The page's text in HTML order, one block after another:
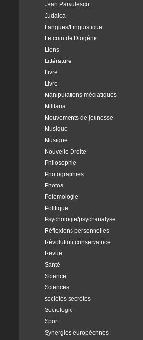
Jean Parvulesco
Judaica
Langues/Linguistique
Le coin de Diogène
Liens
Littérature
Livre
Livre
Manipulations médiatiques
Militaria
Mouvements de jeunesse
Musique
Musique
Nouvelle Droite
Philosophie
Photographies
Photos
Polémologie
Politique
Psychologie/psychanalyse
Réflexions personnelles
Révolution conservatrice
Revue
Santé
Science
Sciences
sociétés secrètes
Sociologie
Sport
Synergies européennes